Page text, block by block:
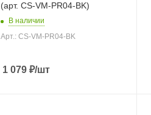
(арт. CS-VM-PR04-BK)
В наличии
Арт.: CS-VM-PR04-BK
1 079 ₽/шт